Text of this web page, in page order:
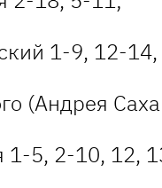
1-9, 12-14,
(Андрея
1-5, 2-10, 12,